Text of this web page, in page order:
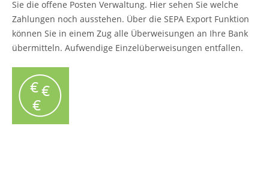
Sie die offene Posten Verwaltung. Hier sehen Sie welche
Zahlungen noch ausstehen. Über die SEPA Export Funktion
können Sie in einem Zug alle Überweisungen an Ihre Bank
übermitteln. Aufwendige Einzelüberweisungen entfallen.